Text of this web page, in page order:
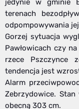
jedynie w gminie
terenach
odpompowywania
Gorzej sytuacja
Pawłowicach czy
rzece Pszczynce
tendencja jest
Alarm
Zebrzydowice.
obecną 303 cm.